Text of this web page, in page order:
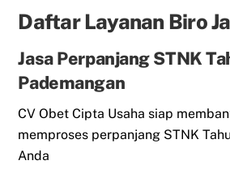
Daftar Layanan Biro
Jasa Perpanjang STNK
Pademangan
CV Obet Cipta Usaha siap
memproses perpanjang STNK
Anda